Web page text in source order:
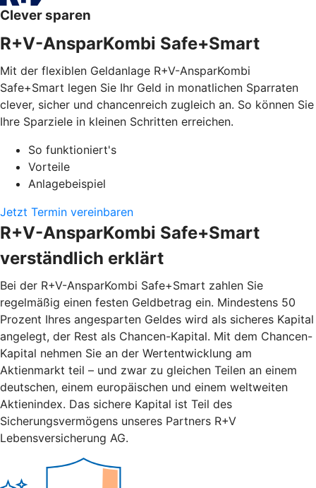
Clever sparen
R+V-AnsparKombi Safe+Smart
Mit der flexiblen Geldanlage R+V-AnsparKombi
Safe+Smart legen Sie Ihr Geld in monatlichen Sparraten
clever, sicher und chancenreich zugleich an. So können Sie
Ihre Sparziele in kleinen Schritten erreichen.
So funktioniert's
Vorteile
Anlagebeispiel
Jetzt Termin vereinbaren
R+V-AnsparKombi Safe+Smart
verständlich erklärt
Bei der R+V-AnsparKombi Safe+Smart zahlen Sie
regelmäßig einen festen Geldbetrag ein. Mindestens 50
Prozent Ihres angesparten Geldes wird als sicheres Kapital
angelegt, der Rest als Chancen-Kapital. Mit dem Chancen-
Kapital nehmen Sie an der Wertentwicklung am
Aktienmarkt teil – und zwar zu gleichen Teilen an einem
deutschen, einem europäischen und einem weltweiten
Aktienindex. Das sichere Kapital ist Teil des
Sicherungsvermögens unseres Partners R+V
Lebensversicherung AG.